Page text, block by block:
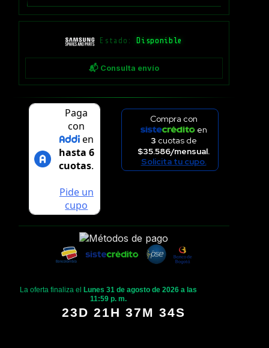
Estado: Disponible
📬 Consulta envío
Compra con
en
3 cuotas de
$35.586/mensual.
Solicita tu cupo.
La oferta finaliza el
Lunes 31 de agosto de 2026 a las
11:59 p. m.
23D 21H 37M 33S